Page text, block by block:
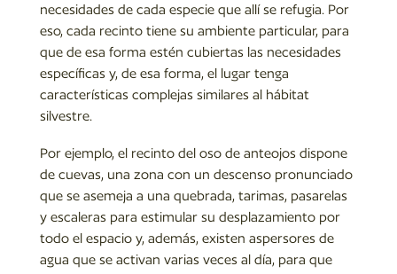
necesidades de cada especie que allí se refugia. Por
eso, cada recinto tiene su ambiente particular, para
que de esa forma estén cubiertas las necesidades
específicas y, de esa forma, el lugar tenga
características complejas similares al hábitat
silvestre.
Por ejemplo, el recinto del oso de anteojos dispone
de cuevas, una zona con un descenso pronunciado
que se asemeja a una quebrada, tarimas, pasarelas
y escaleras para estimular su desplazamiento por
todo el espacio y, además, existen aspersores de
agua que se activan varias veces al día, para que